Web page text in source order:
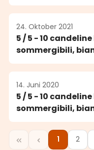
24. Oktober 2021
5 / 5 - 10
sommergibili,
14. Juni 2020
5 / 5 - 10
sommergibili,
Seite
1 Seite
2